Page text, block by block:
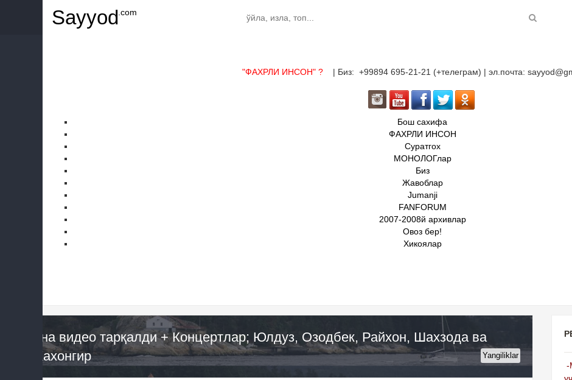
Sayyod .com
"ФАХРЛИ ИНСОН" ? | Биз: +99894 695-21-21 (+телеграм) | эл.почта:
Бош сахифа
ФАХРЛИ ИНСОН
Суратгох
МОНОЛОГлар
Биз
Жавоблар
Jumanji
FANFORUM
2007-2008й архивлар
Овоз бер!
Хикоялар
Яна видео тарқалди + Концертлар; Юлдуз, Озодбек, Райхон, Шахзода ва
Жахонгир
Yangiliklar
-